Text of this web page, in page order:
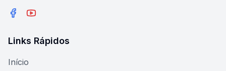
Links Rápidos
Início